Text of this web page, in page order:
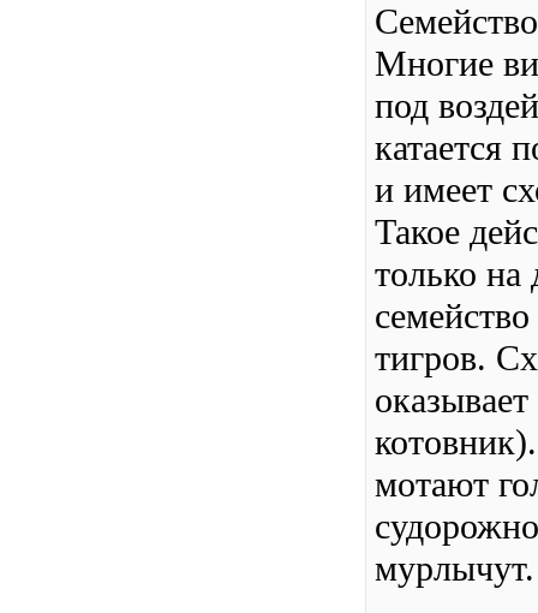
Многие
под
катается
и имеет
Такое
только
тигров.
мотают
мурлычут.